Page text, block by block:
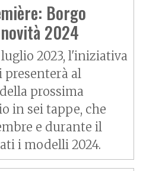
Borgo
2024
2023, l'iniziativa
presenterà al
prossima
in sei tappe, che
e durante il
i modelli 2024.